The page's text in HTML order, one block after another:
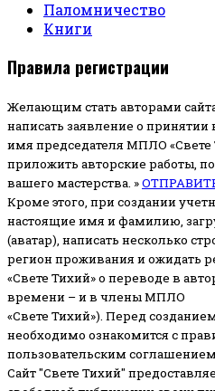
Паломничество
Книги
Правила регистрации
Желающим стать авторами
написать заявление о
имя председателя МПЛО «Свете
приложить авторские работы,
вашего мастерства. »
Кроме этого, при создании
настоящие имя и фамилию,
(аватар), написать несколько
регион проживания и ожидать
«Свете Тихий» о переводе в
времени – и в члены МПЛО
«Свете Тихий»). Перед
необходимо ознакомится с
пользовательским
Сайт "Свете Тихий"